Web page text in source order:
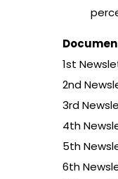
1st
2nd
3rd
4th
5th
6th